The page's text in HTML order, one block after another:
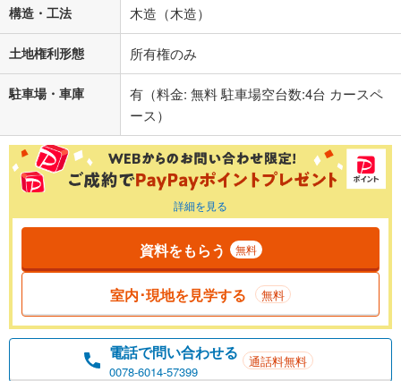
構造・工法 木造（木造）
土地権利形態 所有権のみ
駐車場・車庫
有（料金: 無料 駐車場空台数:4台 カースペ
ース）
詳細を見る
資料をもらう 無料
室内･現地を見学する 無料
電話で問い合わせる
0078-6014-57399
通話料無料